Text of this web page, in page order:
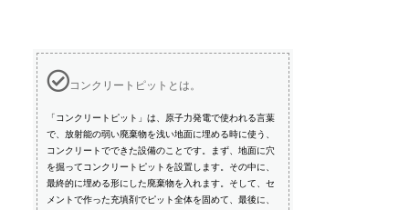
コンクリートピットとは。
「コンクリートピット」は、原子力発電で使われる言葉
で、放射能の弱い廃棄物を浅い地面に埋める時に使う、
コンクリートでできた設備のことです。まず、地面に穴
を掘ってコンクリートピットを設置します。その中に、
最終的に埋める形にした廃棄物を入れます。そして、セ
メントで作った充填剤でピット全体を固めて、最後に、